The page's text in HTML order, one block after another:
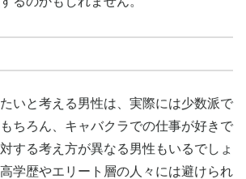
いと考える男性は、実際には少数派で
ちろん、キャバクラでの仕事が好きで
する考え方が異なる男性もいるでしょ
学歴やエリート層の人々には避けられ